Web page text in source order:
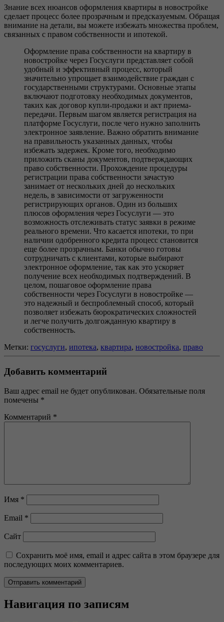
Знание всех нюансов оформления квартиры в новостройке
сделает процесс более прозрачным и предсказуемым. Обращая
внимание на детали, вы можете избежать множества проблем,
связанных с правом собственности и ипотекой.
Оформление права собственности на квартиру в
новостройке через Госуслуги представляет собой
удобный и эффективный процесс, который
значительно упрощает взаимодействие граждан с
государственными структурами. Основные этапы
включают подготовку необходимых документов,
таких как договор купли-продажи и акт приема-
передачи. Первым шагом является регистрация на
платформе Госуслуги, после чего нужно заполнить
электронное заявление. Важно обратить внимание
на правильность указанных данных, чтобы
избежать задержек. Кроме того, необходимо
приложить сканы документов, подтверждающих
право собственности. Прохождение процедуры
регистрации права собственности зачастую
занимает от нескольких дней до нескольких
недель, в зависимости от загруженности
регистрирующих органов. Один из больших
плюсов оформления через Госуслуги — это
возможность отслеживать статус заявки в режиме
реального времени. Что касается ипотеки, то при
наличии одобренного кредита процесс становится
еще более прозрачным. Банки обычно готовы
сотрудничать с клиентами, которые выбирают
электронное оформление, так как это ускоряет
получение всех необходимых подтверждений. В
целом, пошаговое оформление права
собственности через Госуслуги в новостройке —
это надежный и беспроблемный способ, который
позволяет избежать бюрократических сложностей
и легче получить долгожданную квартиру в
собственность.
Метки: госуслуги, ипотека, квартира, новостройка, право
Добавить комментарий
Ваш адрес email не будет опубликован. Обязательные поля
помечены *
Комментарий *
Имя *
Email *
Сайт
Сохранить моё имя, email и адрес сайта в этом браузере для
последующих моих комментариев.
Навигация по записям